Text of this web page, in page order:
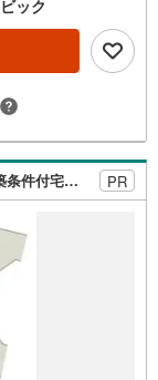
れることがない
に合わせて、お好
イホームをご検討
歩に嬉しい「三郷
「DAISOフォリオ
、「フレッセイ安
のお買い物に便利
環境は、三郷小学
学校まで徒歩10分
です
ック
【大和ハウス】セキュレア小相木町 （建築条件付宅地分譲） PR